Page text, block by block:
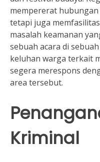
mempererat
tetapi juga
masalah keamanan
sebuah acara di
keluhan warga terkait
segera merespons
area tersebut.
Kriminal